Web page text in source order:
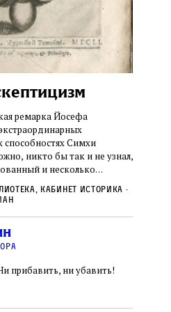
ремарка Йосефа
способностях Симхи
никто бы так и не узнал,
и несколько
к научной деятельности.
кабинет историка
прибавить, ни убавить!